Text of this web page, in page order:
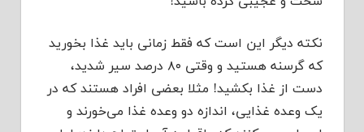
نکته دیگر این است که فقط زمانی باید غذا بخورید
که گرسنه هستید و وقتی ۸۰ درصد سیر شدید،
دست از غذا بکشید! مثلا بعضی افراد هستند که در
یک وعده غذایی، اندازه دو وعده غذا می‌خورند و